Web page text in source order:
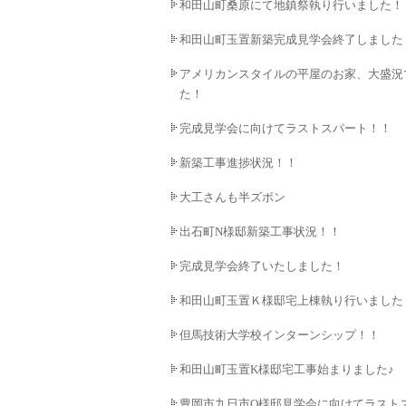
和田山町桑原にて地鎮祭執り行いました！
和田山町玉置新築完成見学会終了しました
アメリカンスタイルの平屋のお家、大盛況
た！
完成見学会に向けてラストスパート！！
新築工事進捗状況！！
大工さんも半ズボン
出石町N様邸新築工事状況！！
完成見学会終了いたしました！
和田山町玉置Ｋ様邸宅上棟執り行いました
但馬技術大学校インターンシップ！！
和田山町玉置K様邸宅工事始まりました♪